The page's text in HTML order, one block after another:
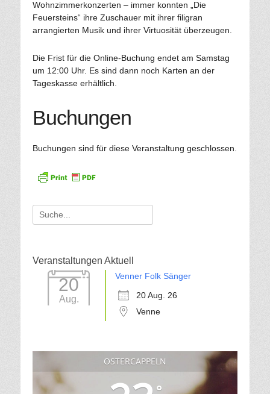
Wohnzimmerkonzerten – immer konnten „Die
Feuersteins“ ihre Zuschauer mit ihrer filigran
arrangierten Musik und ihrer Virtuosität überzeugen.
Die Frist für die Online-Buchung endet am Samstag
um 12:00 Uhr. Es sind dann noch Karten an der
Tageskasse erhältlich.
Buchungen
Buchungen sind für diese Veranstaltung geschlossen.
Suche
für:
Veranstaltungen Aktuell
20
Aug.
Venner Folk Sänger
20 Aug. 26
Venne
OSTERCAPPELN